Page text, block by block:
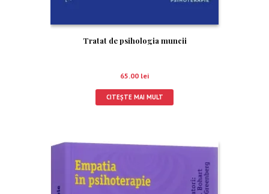
Tratat de psihologia muncii
65.00 lei
CITEȘTE MAI MULT